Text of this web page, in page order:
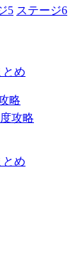
5 ステージ6
とめ
略
攻略
とめ